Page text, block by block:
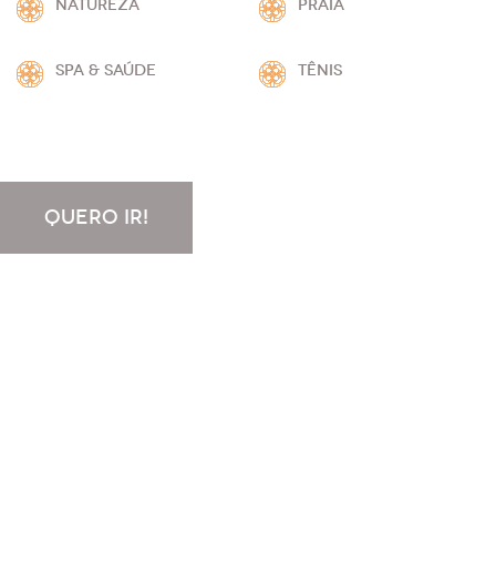
NATUREZA PRAIA
SPA & SAÚDE TÊNIS
QUERO IR!